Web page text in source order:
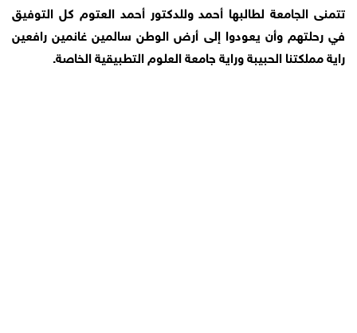
تتمنى الجامعة لطالبها أحمد وللدكتور أحمد العتوم كل التوفيق
في رحلتهم وأن يعودوا إلى أرض الوطن سالمين غانمين رافعين
راية مملكتنا الحبيبة وراية جامعة العلوم التطبيقية الخاصة.